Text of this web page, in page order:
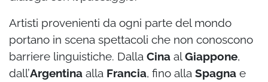
Artisti provenienti da ogni parte del mondo
portano in scena spettacoli che non conoscono
barriere linguistiche. Dalla Cina alGiappone,
dall’Argentina alla Francia, fino alla Spagna e